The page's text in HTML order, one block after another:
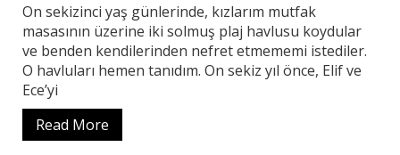
On sekizinci yaş günlerinde, kızlarım mutfak
masasının üzerine iki solmuş plaj havlusu koydular
ve benden kendilerinden nefret etmememi istediler.
O havluları hemen tanıdım. On sekiz yıl önce, Elif ve
Ece’yi
Read More